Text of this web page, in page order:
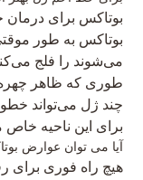
بوتاکس برای
بوتاکس به طور
می‌شوند را فلج
طوری که ظاهر
چند ژل می‌تواند
برای این ناحیه
آیا می توان عوارض
هیچ راه فوری برای